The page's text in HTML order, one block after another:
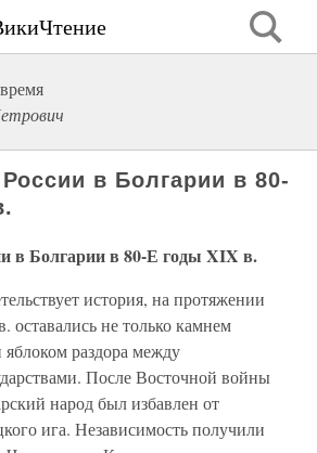
в Болгарии в 80-
в Болгарии в 80-Е годы XIX в.
история, на протяжении
не только камнем
раздора между
После Восточной войны
народ был избавлен от
ига. Независимость получили